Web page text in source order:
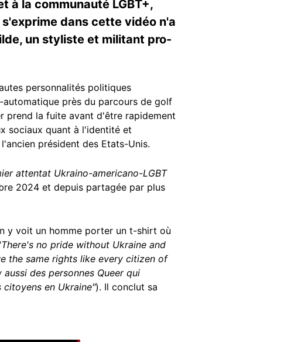
à la communauté LGBT+,
dans cette vidéo n'a
un styliste et militant pro-
personnalités politiques
automatique près du parcours de golf
prend la fuite avant d'être rapidement
sociaux quant à l'identité et
président des Etats-Unis.
attentat Ukraino-americano-LGBT
2024 et depuis partagée par plus
y voit un homme porter un t-shirt où
There's no pride without Ukraine and
the same rights like every citizen of
des personnes Queer qui
citoyens en Ukraine"). Il conclut sa